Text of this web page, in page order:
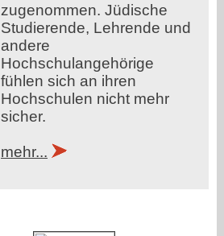
zugenommen. Jüdische
Studierende, Lehrende und
andere
Hochschulangehörige
fühlen sich an ihren
Hochschulen nicht mehr
sicher.
mehr...